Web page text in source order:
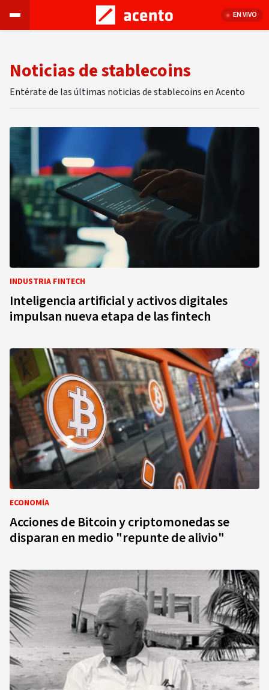
EN VIVO
Noticias de stablecoins
Entérate de las últimas noticias de stablecoins en Acento
INDUSTRIA FINTECH
Inteligencia artificial y activos digitales
impulsan nueva etapa de las fintech
ECONOMÍA
Acciones de Bitcoin y criptomonedas se
disparan en medio "repunte de alivio"